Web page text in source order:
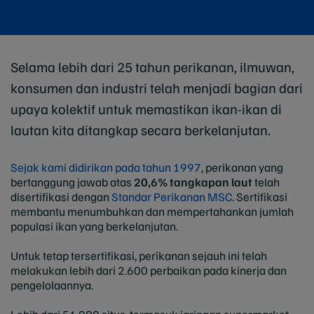
Selama lebih dari 25 tahun perikanan, ilmuwan,
konsumen dan industri telah menjadi bagian dari
upaya kolektif untuk memastikan ikan-ikan di
lautan kita ditangkap secara berkelanjutan.
Sejak kami didirikan pada tahun 1997, perikanan yang
bertanggung jawab atas 20,6% tangkapan lauttelah
disertifikasi denganStandar Perikanan MSC. Sertifikasi
membantu menumbuhkan dan mempertahankan jumlah
populasi ikan yang berkelanjutan.
Untuk tetap tersertifikasi, perikanan sejauh ini telah
melakukan lebih dari 2.600 perbaikan pada kinerja dan
pengelolaannya.